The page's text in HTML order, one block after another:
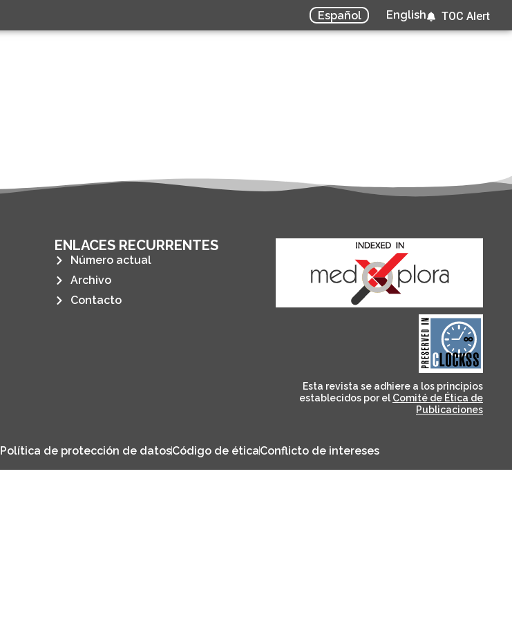
Español English TOC Alert
ENLACES RECURRENTES
Número actual
Archivo
Contacto
CLOCKSS is a dak archive
that ensures the long-
term survival of web-
based scholary
publications, governed by
and for its stakeholders.
Esta revista se adhiere a los principios
establecidos por el Comité de Ética de
Publicaciones
Política de protección de datosCódigo de éticaConflicto de intereses